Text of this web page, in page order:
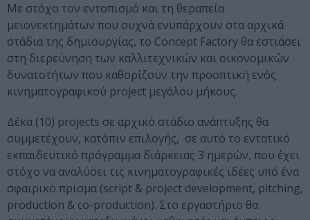
Με στόχο τον εντοπισμό και τη θεραπεία
μειονεκτημάτων που συχνά ενυπάρχουν στα αρχικά
στάδια της δημιουργίας, το Concept Factory θα εστιάσει
στη διερεύνηση των καλλιτεχνικών και οικονομικών
δυνατοτήτων που καθορίζουν την προοπτική ενός
κινηματογραφικού project μεγάλου μήκους.
Δέκα (10) projects σε αρχικό στάδιο ανάπτυξης θα
συμμετέχουν, κατόπιν επιλογής, σε αυτό το εντατικό
εκπαιδευτικό πρόγραμμα διάρκειας 3 ημερών, που έχει
στόχο να αναλύσει τις κινηματογραφικές ιδέες υπό ένα
σφαιρικό πρίσμα (script & project development, pitching,
production & co-production). Στο εργαστήριο θα